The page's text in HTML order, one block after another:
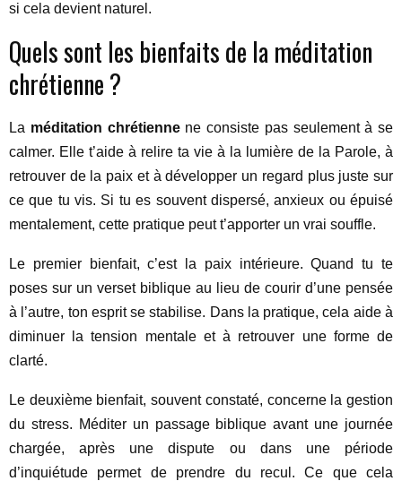
si cela devient naturel.
Quels sont les bienfaits de la méditation
chrétienne ?
La méditation chrétiennene consiste pas seulement à se
calmer. Elle t’aide à relire ta vie à la lumière de la Parole, à
retrouver de la paix et à développer un regard plus juste sur
ce que tu vis. Si tu es souvent dispersé, anxieux ou épuisé
mentalement, cette pratique peut t’apporter un vrai souffle.
Le premier bienfait, c’est la paix intérieure. Quand tu te
poses sur un verset biblique au lieu de courir d’une pensée
à l’autre, ton esprit se stabilise. Dans la pratique, cela aide à
diminuer la tension mentale et à retrouver une forme de
clarté.
Le deuxième bienfait, souvent constaté, concerne la gestion
du stress. Méditer un passage biblique avant une journée
chargée, après une dispute ou dans une période
d’inquiétude permet de prendre du recul. Ce que cela